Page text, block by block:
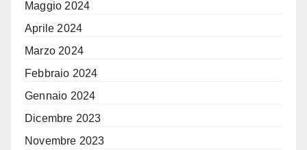
Maggio 2024
Aprile 2024
Marzo 2024
Febbraio 2024
Gennaio 2024
Dicembre 2023
Novembre 2023